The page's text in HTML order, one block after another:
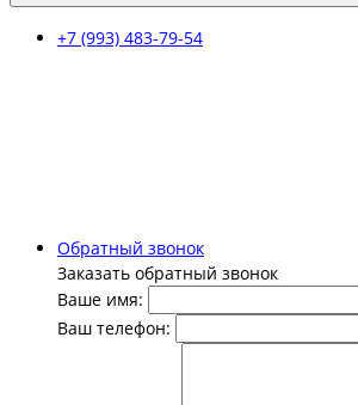
+7 (993) 483-79-54
Обратный звонок
Заказать обратный звонок
Ваше имя:
Ваш телефон: